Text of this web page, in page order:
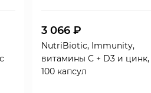
3 066 ₽
NutriBiotic, Immunity,
витамины C + D3 и цинк,
100 капсул